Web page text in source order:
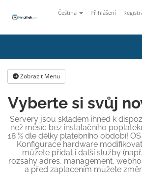
Čeština Přihlášení
Zobrazit Menu
Vyberte si svůj
Servery jsou skladem ihned k
než měsíc bez instalačního
18 % dle délky platebního období!
Konfigurace hardware
můžete přidat i další služby
rozsahy adres, management,
a před zaplacením můžete